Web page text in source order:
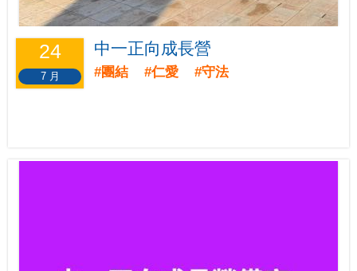
24
7 月
中一正向成長營
#團結 #仁愛 #守法